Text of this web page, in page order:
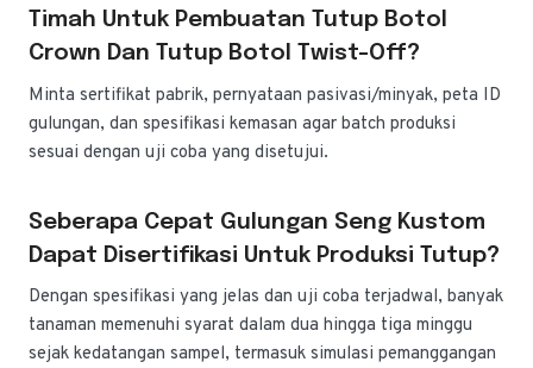
Timah Untuk Pembuatan Tutup Botol
Crown Dan Tutup Botol Twist-Off?
Minta sertifikat pabrik, pernyataan pasivasi/minyak, peta ID
gulungan, dan spesifikasi kemasan agar batch produksi
sesuai dengan uji coba yang disetujui.
Seberapa Cepat Gulungan Seng Kustom
Dapat Disertifikasi Untuk Produksi Tutup?
Dengan spesifikasi yang jelas dan uji coba terjadwal, banyak
tanaman memenuhi syarat dalam dua hingga tiga minggu
sejak kedatangan sampel, termasuk simulasi pemanggangan